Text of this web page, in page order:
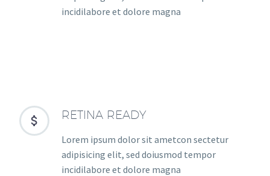
incidilabore et dolore magna

 RETINA READY
Lorem ipsum dolor sit ametcon sectetur
adipisicing elit, sed doiusmod tempor
incidilabore et dolore magna